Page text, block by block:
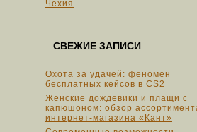
Чехия
СВЕЖИЕ ЗАПИСИ
Охота за удачей: феномен
бесплатных кейсов в CS2
Женские дождевики и плащи с
капюшоном: обзор
интернет-магазина «Кант»